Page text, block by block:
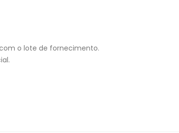
o lote de fornecimento.